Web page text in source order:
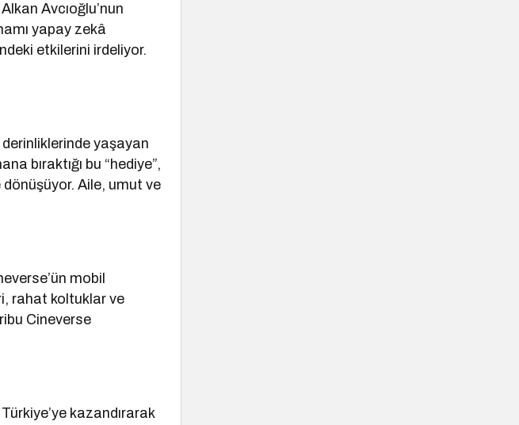
Avcıoğlu’nun
yapay zekâ
etkilerini irdeliyor.
yaşayan
bıraktığı bu “hediye”,
dönüşüyor. Aile, umut ve
mobil
rahat koltuklar ve
Cineverse
kazandırarak